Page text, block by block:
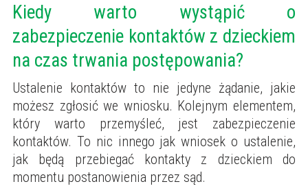
Kiedy warto wystąpić o
zabezpieczenie kontaktów z dzieckiem
na czas trwania postępowania?
Ustalenie kontaktów to nie jedyne żądanie, jakie
możesz zgłosić we wniosku. Kolejnym elementem,
który warto przemyśleć, jest zabezpieczenie
kontaktów. To nic innego jak wniosek o ustalenie,
jak będą przebiegać kontakty z dzieckiem do
momentu postanowienia przez sąd.